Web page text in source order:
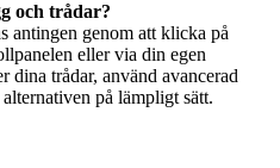
och trådar?
antingen genom att klicka på
eller via din egen
dina trådar, använd avancerad
på lämpligt sätt.